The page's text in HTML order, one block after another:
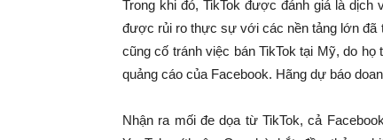
Trong khi đó, TikTok được đánh giá là
được rủi ro thực sự với các nền tảng lớn đã
cũng cố tránh việc bán TikTok tại Mỹ, do
quảng cáo của Facebook. Hãng dự báo
Nhận ra mối đe dọa từ TikTok, cả